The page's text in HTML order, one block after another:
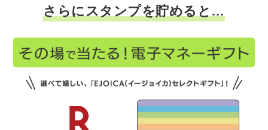
さらにスタンプを貯めると…